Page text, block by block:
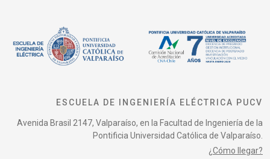
ESCUELA DE INGENIERÍA ELÉCTRICA PUCV
Avenida Brasil 2147, Valparaíso, en la Facultad de Ingeniería de la
Pontificia Universidad Católica de Valparaíso.
¿Cómo llegar?